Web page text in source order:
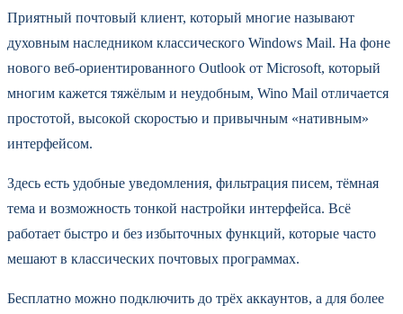
Приятный почтовый клиент, который многие называют
духовным наследником классического Windows Mail. На фоне
нового веб-ориентированного Outlook от Microsoft, который
многим кажется тяжёлым и неудобным, Wino Mail отличается
простотой, высокой скоростью и привычным «нативным»
интерфейсом.
Здесь есть удобные уведомления, фильтрация писем, тёмная
тема и возможность тонкой настройки интерфейса. Всё
работает быстро и без избыточных функций, которые часто
мешают в классических почтовых программах.
Бесплатно можно подключить до трёх аккаунтов, а для более